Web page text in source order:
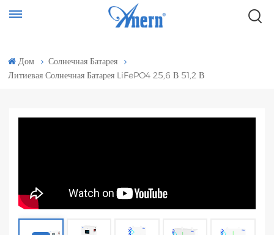
Дом
Солнечная Батарея
Литиевая Солнечная Батарея LiFePO4 25,6 В 51,2 В